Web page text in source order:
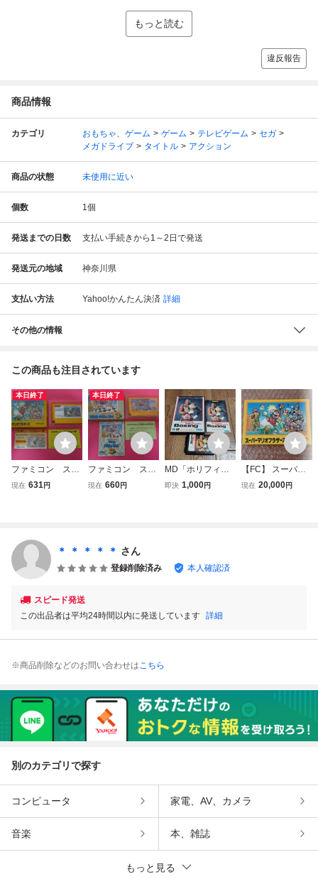
もっと読む
違反報告
商品情報
カテゴリ おもちゃ、ゲーム ゲーム テレビゲーム
セガ
メガドライブ
タイトル アクション
商品の状態 未使用に近い
個数 1個
発送までの日数 支払い手続きから1～2日で発送
発送元の地域 神奈川県
支払い方法 Yahoo!かんたん決済 詳細
その他の情報
この商品も注目されています
本日終了
ファミコン スー
パーマリオブラザ
現在 631円
本日終了
ファミコン スー
パーマリオブラザ
現在 660円
MD「ホリフィー
ルド ボクシング」
即決 1,000円
【FC】 スーパー
マリオブラザーズ
現在 20,000円
＊ ＊ ＊ ＊ ＊ さん
登録削除済み 本人確認済
スピード発送
この出品者は平均24時間以内に発送しています 詳細
※商品削除などのお問い合わせはこちら
別のカテゴリで探す
コンピュータ 家電、AV、カメラ
音楽 本、雑誌
もっと見る